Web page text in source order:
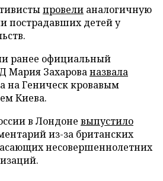
провели аналогичную
пострадавших детей у
ранее официальный
Мария Захарованазвала
на Геническ кровавым
Киева.
в Лондоне выпустило
из-за британских
несовершеннолетних